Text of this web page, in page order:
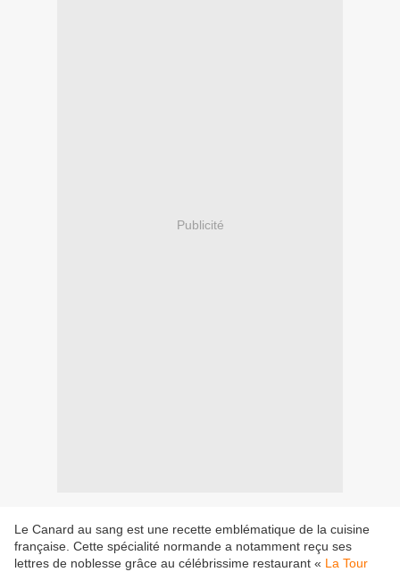
Publicité
Le Canard au sang est une recette emblématique de la cuisine
française. Cette spécialité normande a notamment reçu ses
lettres de noblesse grâce au célébrissime restaurant « La Tour